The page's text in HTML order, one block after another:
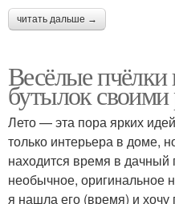
читать дальше →
Весёлые пчёлки
бутылок
Лето — эта пора ярких
только интерьера в доме,
находится время в дачный
необычное, оригинальное
я нашла его (время) и хочу